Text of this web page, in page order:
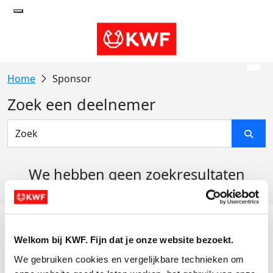
Welkom bij KWF. Fijn dat je onze website bezoekt.
We gebruiken cookies en vergelijkbare technieken om
Sponsor
Zoek een deelnemer
We hebben geen zoekresultaten
Actiematerialen
Evenementen